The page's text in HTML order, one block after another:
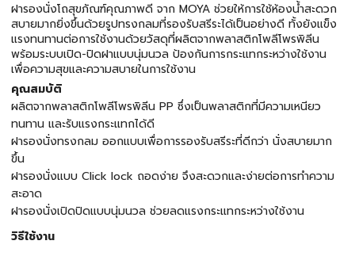
ฝารองนั่งโถสุขภัณฑ์คุณภาพดี จาก MOYA ช่วยให้การใช้ห้องน้ำสะดวก
สบายมากยิ่งขึ้นด้วยรูปทรงกลมที่รองรับสรีระได้เป็นอย่างดี ทั้งยังแข็ง
แรงทนทานต่อการใช้งานด้วยวัสดุที่ผลิตจากพลาสติกโพลีโพรพิลีน
พร้อมระบบเปิด-ปิดฝาแบบนุ่มนวล ป้องกันการกระแทกระหว่างใช้งาน
เพื่อความสุขและความสบายในการใช้งาน
คุณสมบัติ
ผลิตจากพลาสติกโพลีโพรพิลีน PP ซึ่งเป็นพลาสติกที่มีความเหนียว
ทนทาน และรับแรงกระแทกได้ดี
ฝารองนั่งทรงกลม ออกแบบเพื่อการรองรับสรีระที่ดีกว่า นั่งสบายมาก
ขึ้น
ฝารองนั่งแบบ Click lock ถอดง่าย จึงสะดวกและง่ายต่อการทำความ
สะอาด
ฝารองนั่งเปิดปิดแบบนุ่มนวล ช่วยลดแรงกระแทกระหว่างใช้งาน
วิธีใช้งาน